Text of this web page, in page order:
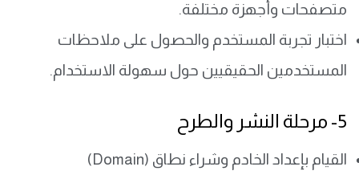
متصفحات وأجهزة مختلفة.
اختبار تجربة المستخدم والحصول على ملاحظات
المستخدمين الحقيقيين حول سهولة الاستخدام.
5- مرحلة النشر والطرح
القيام بإعداد الخادم وشراء نطاق (Domain)